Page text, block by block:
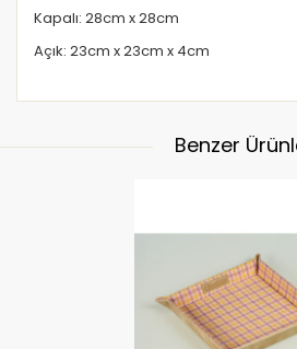
Kapalı: 28cm x 28cm
Açık: 23cm x 23cm x 4cm
Benzer